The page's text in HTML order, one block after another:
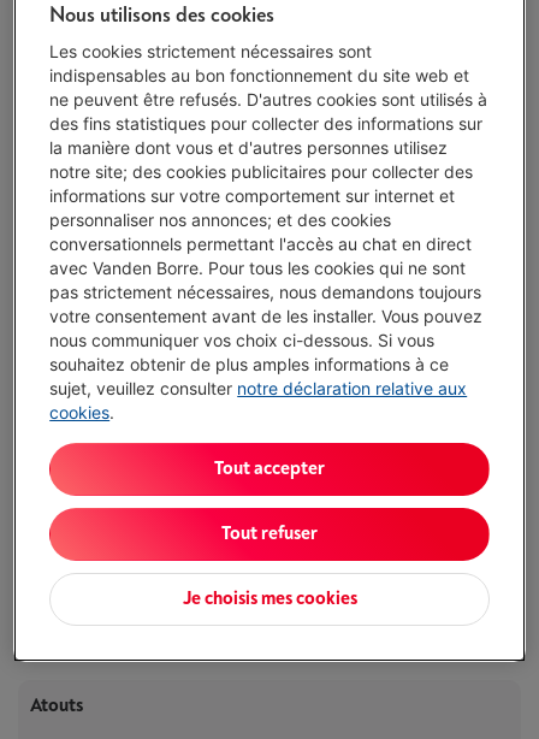
Livré demain-Voir le stock
€ 16,95
J'achète
Comparer
Atouts
Nous utilisons des cookies
Les cookies strictement nécessaires sont
indispensables au bon fonctionnement du site web et
ne peuvent être refusés. D'autres cookies sont utilisés à
des fins statistiques pour collecter des informations sur
la manière dont vous et d'autres personnes utilisez
notre site; des cookies publicitaires pour collecter des
informations sur votre comportement sur internet et
personnaliser nos annonces; et des cookies
conversationnels permettant l'accès au chat en direct
avec Vanden Borre. Pour tous les cookies qui ne sont
pas strictement nécessaires, nous demandons toujours
votre consentement avant de les installer. Vous pouvez
nous communiquer vos choix ci-dessous. Si vous
souhaitez obtenir de plus amples informations à ce
sujet, veuillez consulter notre déclaration relative aux
cookies.
Je choisis mes cookies
Tout refuser
Tout accepter